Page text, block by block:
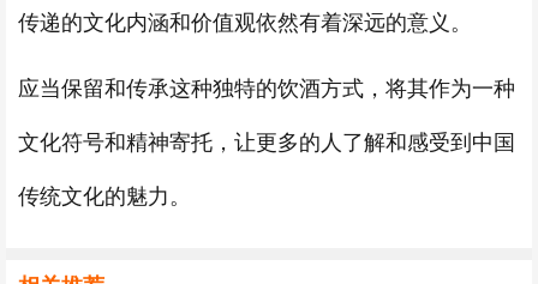
传递的文化内涵和价值观依然有着深远的意义。
应当保留和传承这种独特的饮酒方式，将其作为一种
文化符号和精神寄托，让更多的人了解和感受到中国
传统文化的魅力。